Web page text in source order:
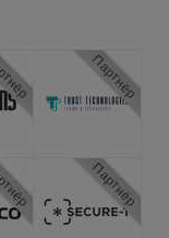
Партнёр
Партнёр